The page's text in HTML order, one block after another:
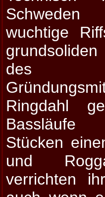
Schweden
wuchtige
des
Ringdahl
Stücken
und
verrichten